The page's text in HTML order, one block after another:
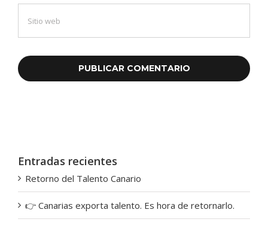
Entradas recientes
Retorno del Talento Canario
👉 Canarias exporta talento. Es hora de retornarlo.